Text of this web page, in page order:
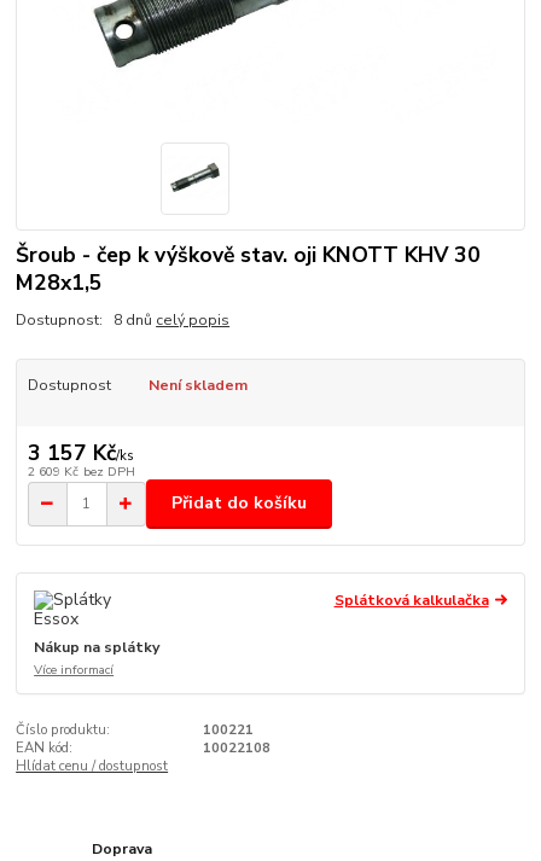
Šroub - čep k výškově stav. oji KNOTT KHV 30
M28x1,5
Dostupnost: 8 dnů celý popis
Dostupnost Není skladem
3 157 Kč/ks
2 609 Kč bez DPH
Přidat do košíku
Splátková kalkulačka
Nákup na splátky
Více informací
Číslo produktu:
100221
EAN kód:
10022108
Hlídat cenu / dostupnost
Doprava